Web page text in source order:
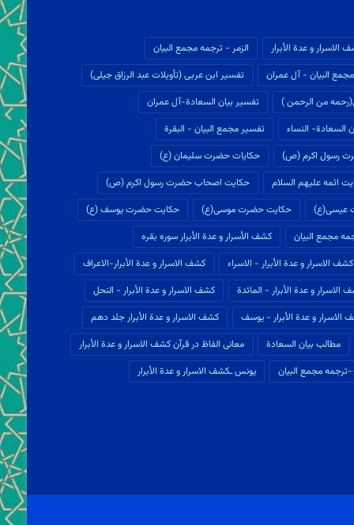
الاسرار و عدة الأبرار
الزمر - ترجمه مجمع البیان
البیان - آل عمران
تفسير ابن عربى (تأويلات عبد الرزاق جیلی)
من الرحمن )
تفسیر بیان السعادة-آل عمران
السعادة- النساء
تفسیر مجمع البیان - البقرة
رسول اکرم (ص)
حکایات حضرت سلیمان (ع)
ائمه علیهم السلام
حکایت اصحاب حضرت رسول اکرم (ص)
عیسی(ع)
حکایت حضرت موسی(ع)
حکایت حضرت یوسف (ع)
مجمع البيان
كشف الأسرار و عدة الأبرار سوره بقره
كشف الاسرار و عدة الأبرار - الاسراء
كشف الاسرار و عدة الأبرار-الاعراف
الاسرار و عدة الأبرار - المائدة
كشف الاسرار و عدة الأبرار - النحل
الاسرار و عدة الأبرار - یوسف
كشف الاسرار و عدة الأبرار جلد دهم
مطالب بيان السعادة
معانی الفاظ در قرآن كشف الاسرار و عدة الأبرار
مجمع البيان
یونس ـكشف الاسرار و عدة الأبرار